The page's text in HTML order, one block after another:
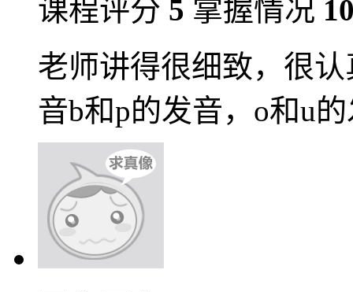
课程评分 5 掌握情况
老师讲得很细致，很
音b和p的发音，o和u